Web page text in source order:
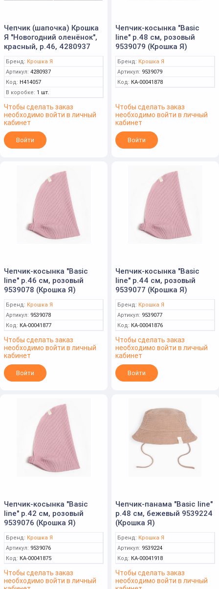
Чепчик (шапочка) Крошка
Я "Новогодний оленёнок",
красный, р.46, 4280937
Бренд: Крошка Я
Артикул: 4280937
Код: Н414057
В коробке: 1 шт.
Чтобы сделать заказ
необходимо войти в личный
кабинет
Войти
Чепчик-косынка "Basic
line" р.48 см, розовый
9539079 (Крошка Я)
Бренд: Крошка Я
Артикул: 9539079
Код: КА-00041878
Чтобы сделать заказ
необходимо войти в личный
кабинет
Войти
Чепчик-косынка "Basic
line" р.46 см, розовый
9539078 (Крошка Я)
Бренд: Крошка Я
Артикул: 9539078
Код: КА-00041877
Чтобы сделать заказ
необходимо войти в личный
кабинет
Войти
Чепчик-косынка "Basic
line" р.44 см, розовый
9539077 (Крошка Я)
Бренд: Крошка Я
Артикул: 9539077
Код: КА-00041876
Чтобы сделать заказ
необходимо войти в личный
кабинет
Войти
Чепчик-косынка "Basic
line" р.42 см, розовый
9539076 (Крошка Я)
Бренд: Крошка Я
Артикул: 9539076
Код: КА-00041875
Чтобы сделать заказ
необходимо войти в личный
Чепчик-панама "Basic line"
р.48 см, бежевый 9539224
(Крошка Я)
Бренд: Крошка Я
Артикул: 9539224
Код: КА-00041918
Чтобы сделать заказ
необходимо войти в личный